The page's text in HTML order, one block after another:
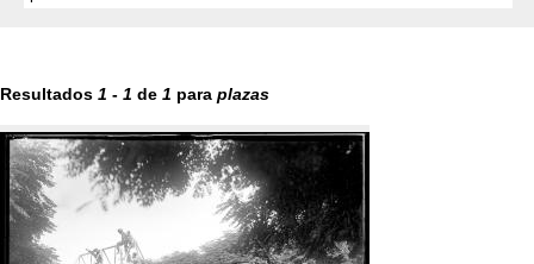
Resultados 1 - 1 de 1 para plazas